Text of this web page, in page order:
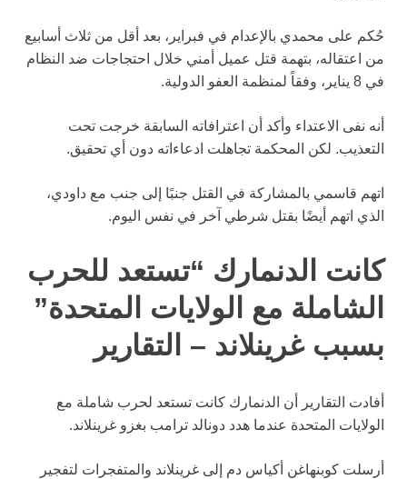
حُكم على محمدي بالإعدام في فبراير، بعد أقل من ثلاث أسابيع
من اعتقاله، بتهمة قتل عميل أمني خلال احتجاجات ضد النظام
في 8 يناير، وفقاً لمنظمة العفو الدولية.
أنه نفى الاعتداء وأكد أن اعترافاته السابقة خرجت تحت
التعذيب. لكن المحكمة تجاهلت ادعاءاته دون أي تحقيق.
اتهم قاسمي بالمشاركة في القتل جنبًا إلى جنب مع داودي،
الذي اتهم أيضًا بقتل شرطي آخر في نفس اليوم.
كانت الدنمارك “تستعد للحرب
الشاملة مع الولايات المتحدة”
بسبب غرينلاند – التقارير
أفادت التقارير أن الدنمارك كانت تستعد لحرب شاملة مع
الولايات المتحدة عندما هدد دونالد ترامب بغزو غرينلاند.
أرسلت كوبنهاغن أكياس دم إلى غرينلاند والمتفجرات لتفجير